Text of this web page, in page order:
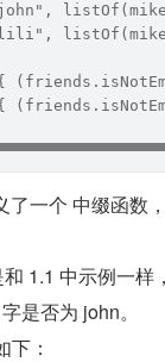
一个 中缀函数
1.1 中示例一样
是否为 john。
：